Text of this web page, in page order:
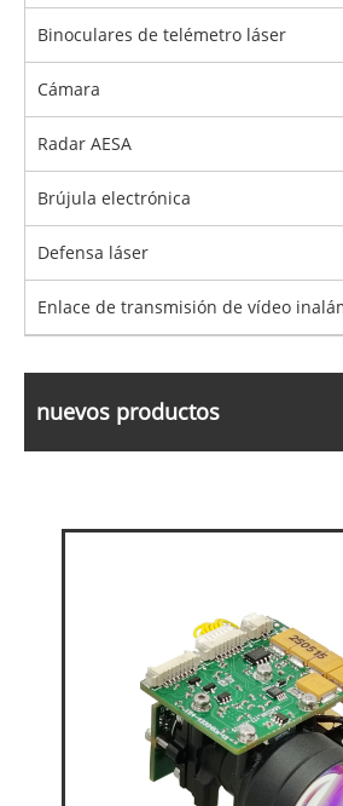
Binoculares de telémetro láser
Cámara
Radar AESA
Brújula electrónica
Defensa láser
Enlace de transmisión de vídeo
nuevos productos